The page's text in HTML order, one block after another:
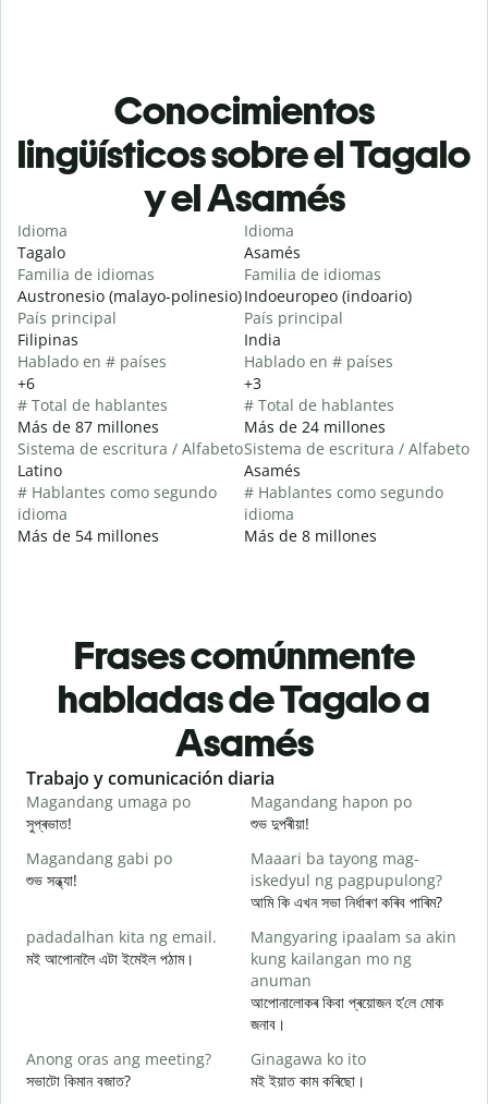
Conocimientos
lingüísticos sobre el Tagalo
y el Asamés
Idioma
Tagalo
Familia de idiomas
Austronesio (malayo-polinesio)
País principal
Filipinas
Hablado en # países
+6
# Total de hablantes
Más de 87 millones
Sistema de escritura / Alfabeto
Latino
# Hablantes como segundo
idioma
Más de 54 millones
Idioma
Asamés
Familia de idiomas
Indoeuropeo (indoario)
País principal
India
Hablado en # países
+3
# Total de hablantes
Más de 24 millones
Sistema de escritura / Alfabeto
Asamés
# Hablantes como segundo
idioma
Más de 8 millones
Frases comúnmente
habladas de Tagalo a
Asamés
Slide 1 of 6
Trabajo y comunicación diaria
Magandang umaga po
সুপ্ৰভাত!
Magandang hapon po
শুভ দুপৰীয়া!
Magandang gabi po
শুভ সন্ধ্যা!
Maaari ba tayong mag-
iskedyul ng pagpupulong?
আমি কি এখন সভা নিৰ্ধাৰণ কৰিব পাৰিম?
padadalhan kita ng email.
মই আপোনালৈ এটা ইমেইল পঠাম।
Mangyaring ipaalam sa akin
kung kailangan mo ng
anuman
আপোনালোকৰ কিবা প্ৰয়োজন হ’লে মোক
জনাব।
Anong oras ang meeting?
সভাটো কিমান বজাত?
Ginagawa ko ito
মই ইয়াত কাম কৰিছো।